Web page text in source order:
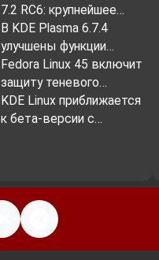
7.2 RC6: крупнейшее…
В KDE Plasma 6.7.4
улучшены функции…
Fedora Linux 45 включит
защиту теневого…
KDE Linux приближается
к бета-версии с…